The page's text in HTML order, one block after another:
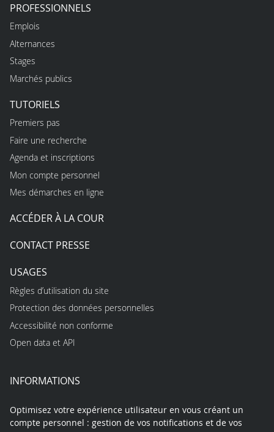
PROFESSIONNELS
Emplois
Alternances
Stages
Marchés publics
TUTORIELS
Premiers pas
Faire une recherche
Agenda et inscriptions
Mon compte personnel
Mes démarches en ligne
ACCÉDER À LA COUR
CONTACT PRESSE
USAGES
Règles d’utilisation du site
Protection des données personnelles
Accessibilité non conforme
Open data et API
INFORMATIONS
Optimisez votre expérience utilisateur en vous créant un
compte personnel : gestion de vos notifications et de vos